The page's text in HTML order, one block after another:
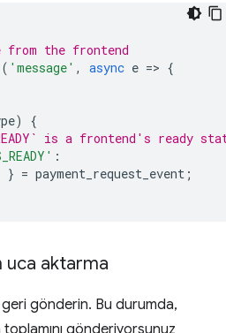
from the frontend
( 'message' , async e => {
)
{
is a frontend's ready
:
} = payment_request_event ;
uca aktarma
geri gönderin. Bu durumda,